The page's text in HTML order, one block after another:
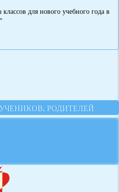
для нового учебного года в
РОДИТЕЛЕЙ